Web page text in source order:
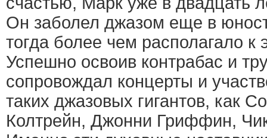
Он заболел джазом еще в
тогда более чем располагало к
Успешно освоив контрабас и
сопровождал концерты и
таких джазовых гигантов, как
Колтрейн, Джонни Гриффин,